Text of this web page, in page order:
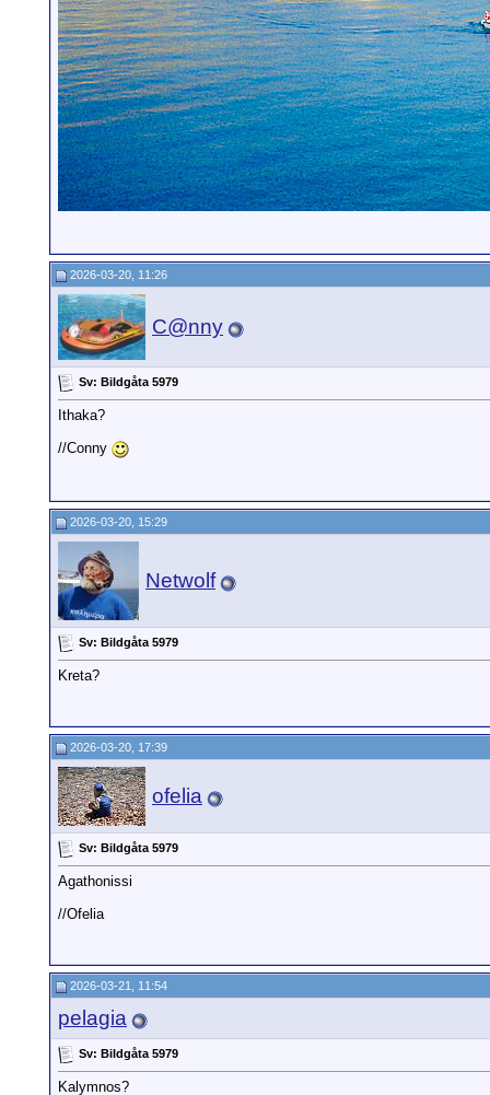
2026-03-20, 11:26
C@nny
Sv: Bildgåta 5979
Ithaka?
//Conny
2026-03-20, 15:29
Netwolf
Sv: Bildgåta 5979
Kreta?
2026-03-20, 17:39
ofelia
Sv: Bildgåta 5979
Agathonissi
//Ofelia
2026-03-21, 11:54
pelagia
Sv: Bildgåta 5979
Kalymnos?